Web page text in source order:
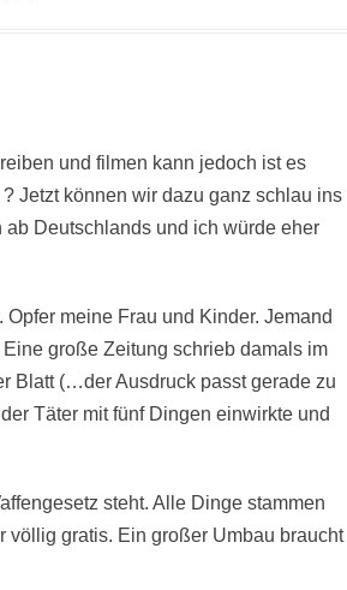
und filmen kann jedoch ist es
Jetzt können wir dazu ganz schlau ins
Deutschlands und ich würde eher
meine Frau und Kinder. Jemand
große Zeitung schrieb damals im
Blatt (…der Ausdruck passt gerade zu
Täter mit fünf Dingen einwirkte und
steht. Alle Dinge stammen
völlig gratis. Ein großer Umbau braucht